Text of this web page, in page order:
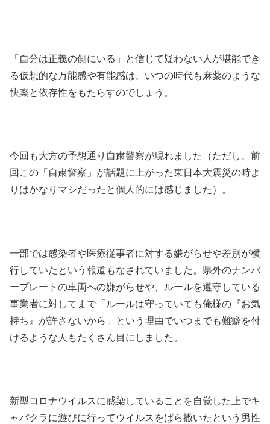
「自分は正義の側にいる」と信じて疑わない人が堪能でき
る仮想的な万能感や有能感は、いつの時代も麻薬のような
快楽と依存性をもたらすのでしょう。
今回も大方の予想通り自粛警察が現れました（ただし、前
回この「自粛警察」が話題に上がった東日本大震災の時よ
りはかなりマシだったと個人的には感じました）。
一部では感染者や医療従事者に対する嫌がらせや差別が横
行していたという報道もなされていました。県外のナンバ
ープレートの車両への嫌がらせや、ルールを遵守している
事業者に対してまで「ルールは守っていても俺様の『お気
持ち』が許さないから」という理由でいつまでも難癖を付
けるような人もたくさん目にしました。
新型コロナウイルスに感染していることを自覚した上でキ
ャバクラに遊びに行ってウイルスをばら撒いたという男性